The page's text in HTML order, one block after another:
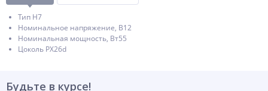
Тип H7
Номинальное напряжение, В12
Номинальная мощность, Вт55
Цоколь PX26d
Будьте в курсе!